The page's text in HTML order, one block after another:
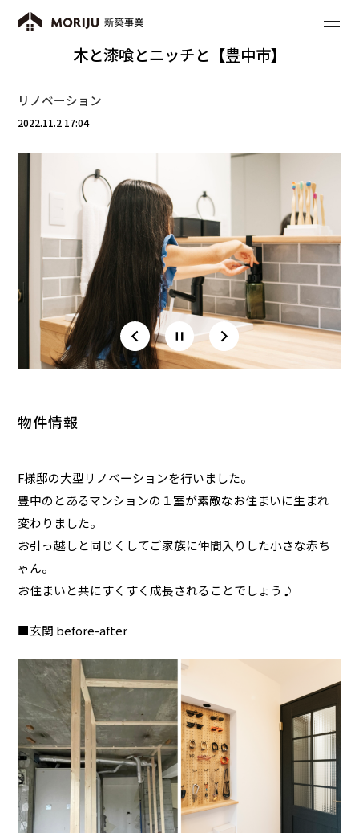
木と漆喰とニッチと【豊中市】
リノベーション
2022.11.2 17:04
物件情報
F様邸の大型リノベーションを行いました。
豊中のとあるマンションの１室が素敵なお住まいに生まれ
変わりました。
お引っ越しと同じくしてご家族に仲間入りした小さな赤ち
ゃん。
お住まいと共にすくすく成長されることでしょう♪
■玄関 before-after